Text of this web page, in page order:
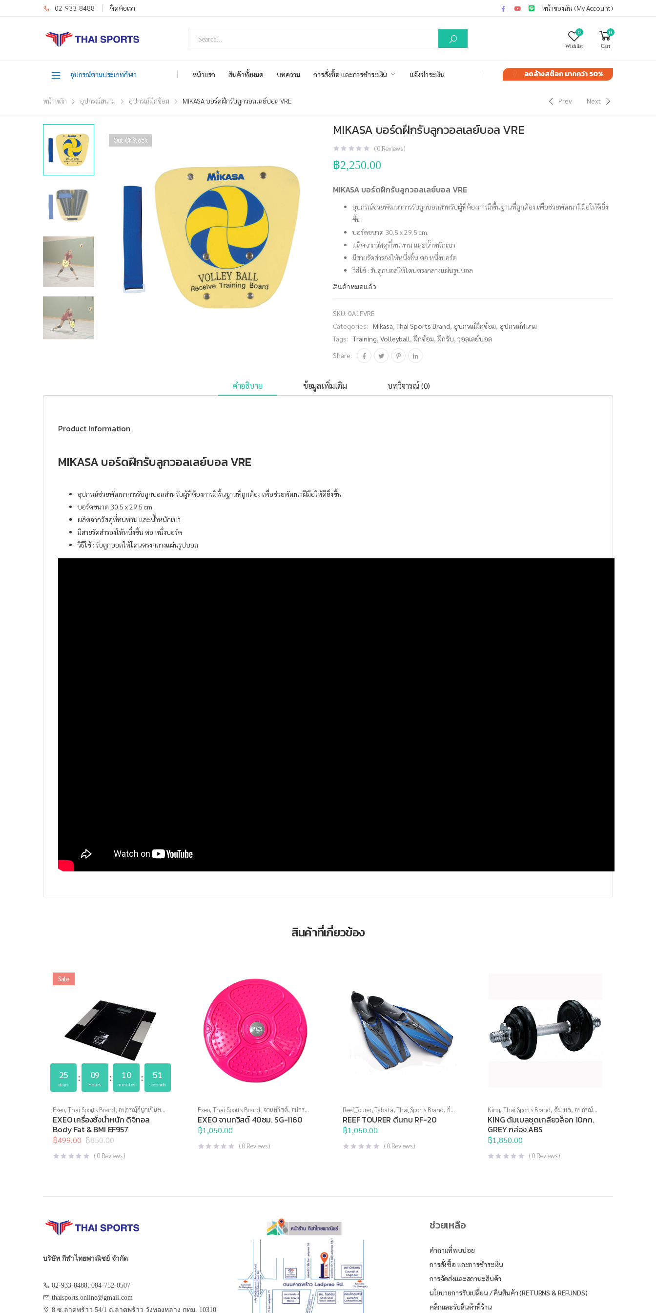
02-933-8488 ติดต่อเรา หน้าของฉัน (My Account)
0
Wishlist
0
Cart
อุปกรณ์ตามประเภทกีฬา หน้าแรก สินค้าทั้งหมด บทความ การสั่งซื้อ และการชำระเงิน แจ้งชำระเงิน ลดล้างสต๊อกมากกว่า 50%
หน้าหลัก อุปกรณ์สนาม อุปกรณ์ฝึกซ้อม MIKASA บอร์ดฝึกรับลูกวอลเลย์บอล VRE Prev Next
Out Of Stock
MIKASA บอร์ดฝึกรับลูกวอลเลย์บอล VRE
(0 Reviews )
฿2,250.00
MIKASA บอร์ดฝึกรับลูกวอลเลย์บอล VRE
อุปกรณ์ช่วยพัฒนาการรับลูกบอลสำหรับผู้ที่ต้องการมีพื้นฐานที่ถูกต้อง เพื่อช่วยพัฒนาฝีมือให้ดียิ่ง
ขึ้น
บอร์ดขนาด 30.5 x 29.5 cm.
ผลิตจากวัสดุที่ทนทาน และน้ำหนักเบา
มีสายรัดสำรองให้หนึ่งชิ้น ต่อ หนึ่งบอร์ด
วิธีใช้ : รับลูกบอลให้โดนตรงกลางแผ่นรูปบอล
สินค้าหมดแล้ว
SKU: 0A1FVRE
Categories:
Mikasa,Thai Sports Brand, อุปกรณ์ฝึกซ้อม, อุปกรณ์สนาม
Tags:
Training, Volleyball, ฝึกซ้อม, ฝึกรับ, วอลเลย์บอล
Share:
คำอธิบาย ข้อมูลเพิ่มเติม บทวิจารณ์ (0)
Product Information
MIKASA บอร์ดฝึกรับลูกวอลเลย์บอล VRE
อุปกรณ์ช่วยพัฒนาการรับลูกบอลสำหรับผู้ที่ต้องการมีพื้นฐานที่ถูกต้อง เพื่อช่วยพัฒนาฝีมือให้ดียิ่งขึ้น
บอร์ดขนาด 30.5 x 29.5 cm.
ผลิตจากวัสดุที่ทนทาน และน้ำหนักเบา
มีสายรัดสำรองให้หนึ่งชิ้น ต่อ หนึ่งบอร์ด
วิธีใช้ : รับลูกบอลให้โดนตรงกลางแผ่นรูปบอล
สินค้าที่เกี่ยวข้อง
Sale
25
days
09
hours
10
minutes
50
seconds
Exeo,Thai Sports Brand, อุปกรณ์กีฬาเป็นของ
ขวัญ,อุปกรณ์เพื่อสุขภาพ,เครื่องชั่งน้ำหนัก
เครื่องชั่งน้ำหนักวัดไขมัน
EXEO เครื่องชั่งน้ำหนัก ดิจิทอล
Body Fat & BMI EF957
฿850.00
Original
price
was:
฿499.00
Current
price
is:
(0 Reviews )
Exeo,Thai Sports Brand, จานทวิสต์, อุปกรณ์
บริหารกาย
EXEO จานทวิสต์ 40ซม. SG-1160
฿1,050.00
(0 Reviews )
Reef Tourer,Tabata,Thai Sports Brand, กีฬา
ทางน้ำ,ตีนกบ,อุปกรณ์ดำน้ำ
REEF TOURER ตีนกบ RF-20
฿1,050.00
(0 Reviews )
King,Thai Sports Brand, ดัมเบล, อุปกรณ์
บริหารกาย
KING ดัมเบลชุดเกลียวล็อก 10กก.
GREY กล่อง ABS
฿1,850.00
(0 Reviews )
บริษัท กีฬาไทยพาณิชย์ จำกัด
02-933-8488, 084-752-0507
thaisports.online@gmail.com
8 ซ.ลาดพร้าว 54/1 ถ.ลาดพร้าว วังทองหลาง กทม. 10310
ช่วยเหลือ
คำถามที่พบบ่อย
การสั่งซื้อ และการชำระเงิน
การจัดส่งและสถานะสินค้า
นโยบายการรับเปลี่ยน / คืนสินค้า (RETURNS & REFUNDS)
คลิกและรับสินค้าที่ร้าน